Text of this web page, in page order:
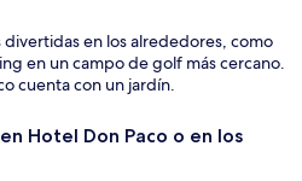
en los alrededores, como
en un campo de golf más cercano.
cuenta con un jardín.
Hotel Don Paco o en los